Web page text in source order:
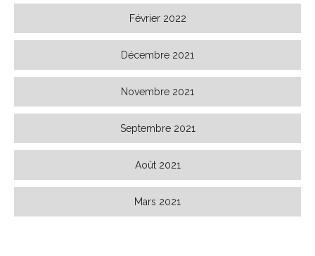
Février 2022
Décembre 2021
Novembre 2021
Septembre 2021
Août 2021
Mars 2021